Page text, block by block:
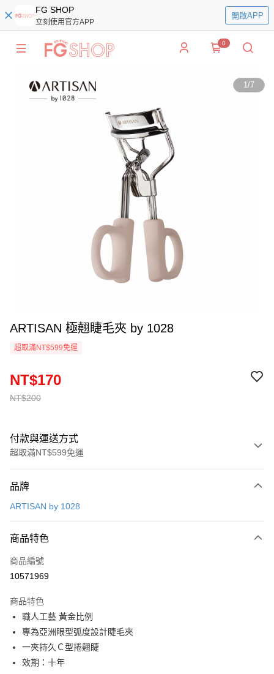
FG SHOP
立刻使用官方APP
開啟APP
0
1/7
ARTISAN 極翹睫毛夾 by 1028
超取滿NT$599免運
NT$200
NT$170
付款與運送方式
超取滿NT$599免運
信用卡一次付款
LINE Pay
Apple Pay
全盈+PAY
AFTEE先享後付
相關說明
【關於「AFTEE先享後付」】
AFTEE先享後付是「在收到商品之後才付款」的支付方式。 讓您購物簡單
ATM付款
品牌
ARTISAN by 1028
商品特色
商品編號
10571969
商品特色
職人工藝 黃金比例
專為亞洲眼型弧度設計睫毛夾
一夾持久Ｃ型捲翹睫
效期：十年